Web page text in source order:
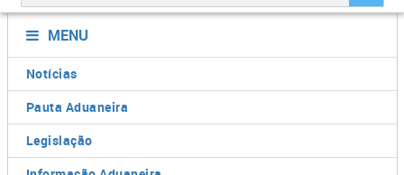
MENU
Notícias
Pauta Aduaneira
Legislação